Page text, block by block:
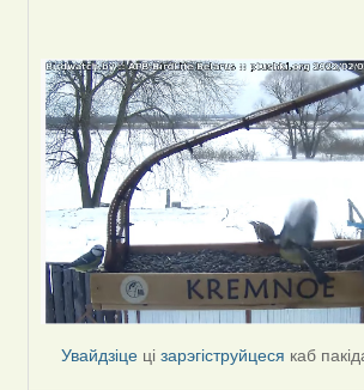
by
svyat08
Увайдзіце цізарэгіструйцеся каб